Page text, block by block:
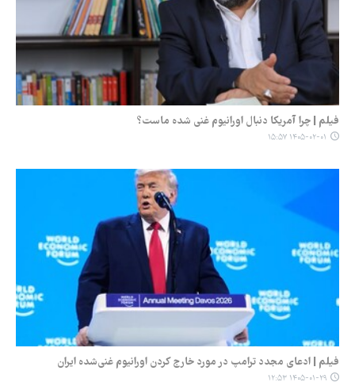
فیلم | چرا آمریکا دنبال اورانیوم غنی شده ماست؟
۱۴۰۵-۰۲-۰۱ ۱۵:۵۷
فیلم | ادعای مجدد ترامپ در مورد خارج کردن اورانیوم غنی‌شده ایران
۱۴۰۵-۰۱-۲۹ ۱۲:۵۳